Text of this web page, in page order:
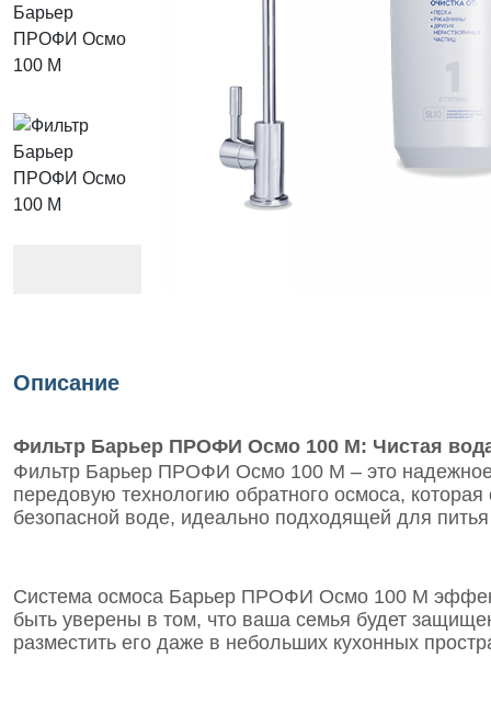
Описание
Фильтр Барьер ПРОФИ Осмо 100 М: Чистая
Фильтр Барьер ПРОФИ Осмо 100 М – это
передовую технологию обратного осмоса,
безопасной воде, идеально подходящей для
Система осмоса Барьер ПРОФИ Осмо 100 М
быть уверены в том, что ваша семья будет
разместить его даже в небольших кухонных